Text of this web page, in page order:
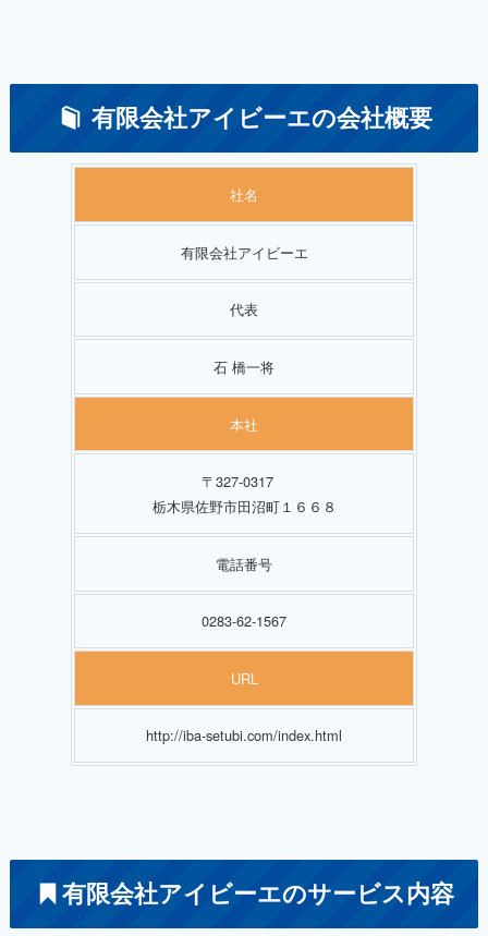
有限会社アイビーエの会社概要
社名
有限会社アイビーエ
代表
石 橋一将
本社
〒327-0317
栃木県佐野市田沼町１６６８
電話番号
0283-62-1567
URL
http://iba-setubi.com/index.html
有限会社アイビーエのサービス内容